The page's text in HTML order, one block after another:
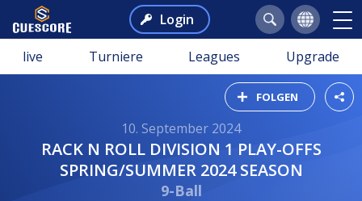
Login
live Turniere Leagues Upgrade
FOLGEN
10. September 2024
RACK N ROLL DIVISION 1 PLAY-OFFS
SPRING/SUMMER 2024 SEASON
9-Ball